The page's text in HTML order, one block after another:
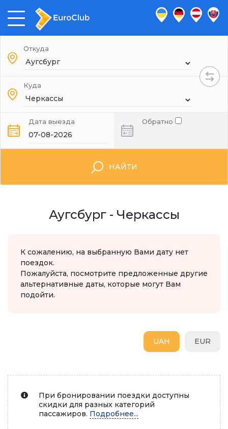
Откуда
Куда
Дата выезда Обратно
НАЙТИ
Аугсбург - Черкассы
К сожалению, на выбранную Вами дату нет
поездок.
Пожалуйста, посмотрите предложенные другие
альтернативные даты, которые могут Вам
подойти.
EUR
UAH
При бронировании поездки доступны
скидки для разных категорий
пассажиров. Подробнее...